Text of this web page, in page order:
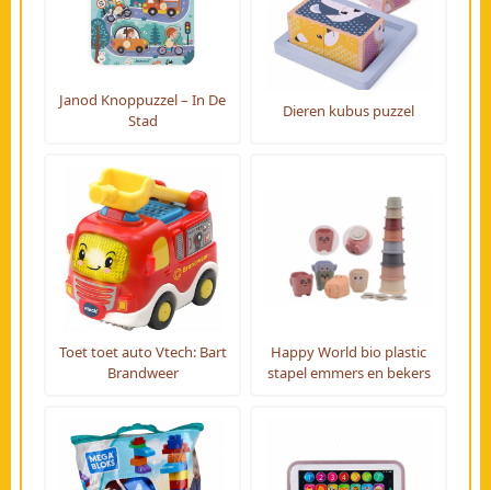
Janod Knoppuzzel – In De
Stad
Dieren kubus puzzel
Toet toet auto Vtech: Bart
Brandweer
Happy World bio plastic
stapel emmers en bekers